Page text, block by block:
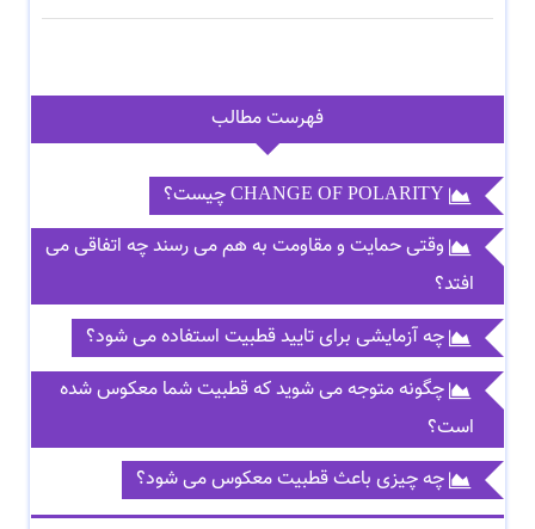
فهرست مطالب
وقتی حمایت و مقاومت به هم می رسند چه اتفاقی می
افتد؟
چه آزمایشی برای تایید قطبیت استفاده می شود؟
چگونه متوجه می شوید که قطبیت شما معکوس شده
است؟
چه چیزی باعث قطبیت معکوس می شود؟